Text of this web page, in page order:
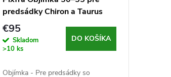
predsádky Chiron a Taurus
€95
Skladom
>10 ks
DO KOŠÍKA
Objímka - Pre predsádky so